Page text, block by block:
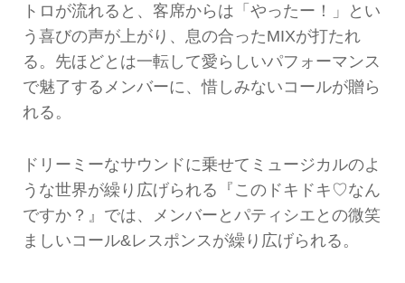
トロが流れると、客席からは「やったー！」とい
う喜びの声が上がり、息の合ったMIXが打たれ
る。先ほどとは一転して愛らしいパフォーマンス
で魅了するメンバーに、惜しみないコールが贈ら
れる。
ドリーミーなサウンドに乗せてミュージカルのよ
うな世界が繰り広げられる『このドキドキ♡なん
ですか？』では、メンバーとパティシエとの微笑
ましいコール&レスポンスが繰り広げられる。